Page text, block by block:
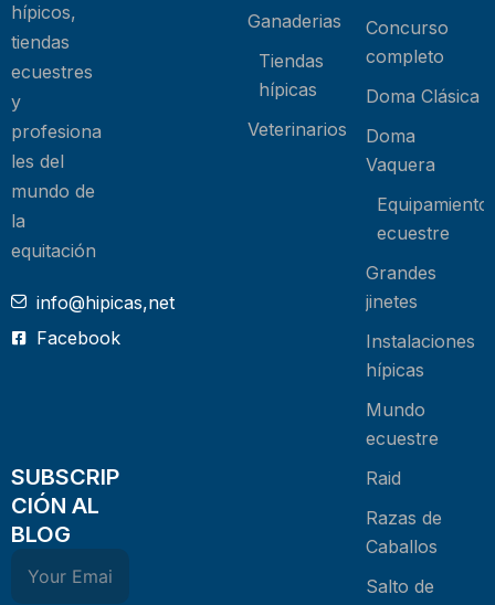
hípicos,
tiendas
ecuestres
y
profesiona
les del
mundo de
la
equitación
info@hipicas,net
Facebook
SUBSCRIP
CIÓN AL
BLOG
Ganaderias
Tiendas
hípicas
Veterinarios
Concurso
completo
Doma Clásica
Doma
Vaquera
Equipamiento
ecuestre
Grandes
jinetes
Instalaciones
hípicas
Mundo
ecuestre
Raid
Razas de
Caballos
Salto de